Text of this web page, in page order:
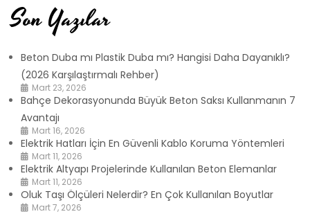
Son Yazılar
Beton Duba mı Plastik Duba mı? Hangisi Daha Dayanıklı?
(2026 Karşılaştırmalı Rehber)
Mart 23, 2026
Bahçe Dekorasyonunda Büyük Beton Saksı Kullanmanın 7
Avantajı
Mart 16, 2026
Elektrik Hatları İçin En Güvenli Kablo Koruma Yöntemleri
Mart 11, 2026
Elektrik Altyapı Projelerinde Kullanılan Beton Elemanlar
Mart 11, 2026
Oluk Taşı Ölçüleri Nelerdir? En Çok Kullanılan Boyutlar
Mart 7, 2026